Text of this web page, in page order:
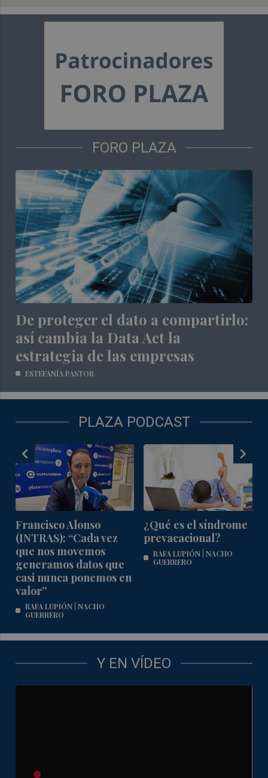
FORO PLAZA
De proteger el dato a compartirlo:
así cambia la Data Act la
estrategia de las empresas
ESTEFANÍA PASTOR
PLAZA PODCAST
chevron_left
Francisco Alonso
(INTRAS): “Cada vez
que nos movemos
generamos datos que
casi nunca ponemos en
valor”
RAFA LUPIÓN | NACHO
GUERRERO
¿Qué es el síndrome
prevacacional?
RAFA LUPIÓN | NACHO
GUERRERO
chevron_right
Y EN VÍDEO